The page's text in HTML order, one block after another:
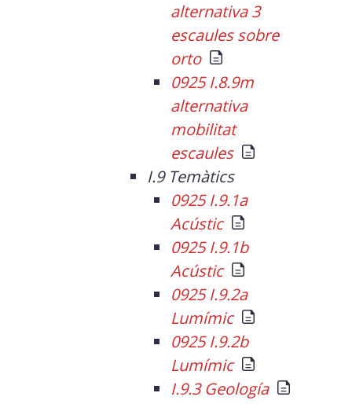
alternativa 3
escaules sobre
orto
0925 I.8.9m
alternativa
mobilitat
escaules
I.9 Temàtics
0925 I.9.1a
Acústic
0925 I.9.1b
Acústic
0925 I.9.2a
Lumímic
0925 I.9.2b
Lumímic
I.9.3 Geología